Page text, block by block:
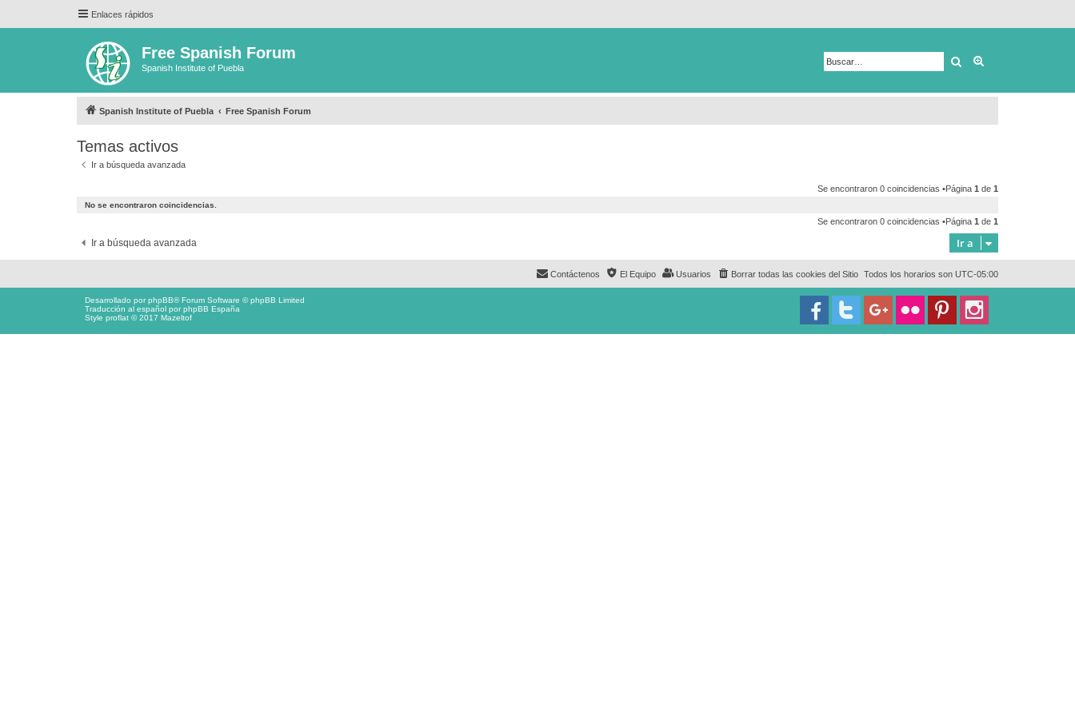
Enlaces rápidos
Free Spanish Forum
Spanish Institute of Puebla Buscar
Spanish Institute of Puebla Free Spanish Forum
Temas activos
Ir a búsqueda avanzada
Se encontraron 0 coincidencias •Página 1 de 1
No se encontraron coincidencias.
Se encontraron 0 coincidencias •Página 1 de 1
Ir a búsqueda avanzada Ir a
Todos los horarios son UTC-05:00
Borrar todas las cookies del Sitio
Usuarios
El Equipo
Contáctenos
Desarrollado porphpBB® Forum Software © phpBB Limited
Traducción al español porphpBB España
Style proflat © 2017 Mazeltof